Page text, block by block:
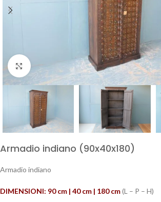
Click to enlarge
Armadio indiano (90x40x180)
Armadio indiano
DIMENSIONI: 90 cm | 40 cm | 180 cm(L – P – H)